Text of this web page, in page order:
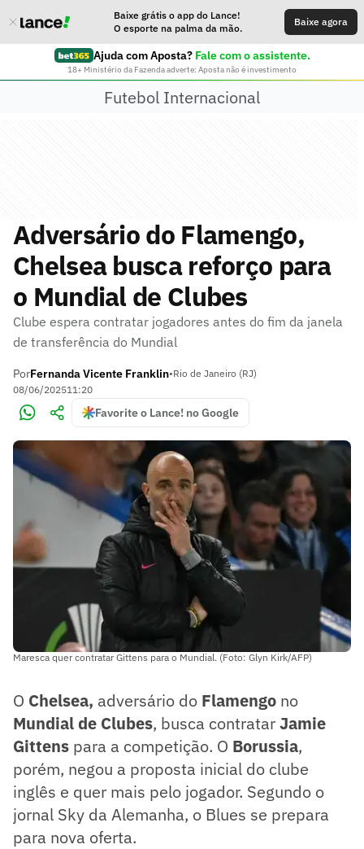
Baixe grátis o app do Lance!
O esporte na palma da mão.
Baixe agora
Ajuda com Aposta? Fale com o assistente.
18+ Ministério da Fazenda adverte: Aposta não é investimento
Futebol Internacional
Adversário do Flamengo,
Chelsea busca reforço para
o Mundial de Clubes
Clube espera contratar jogadores antes do fim da janela
de transferência do Mundial
PorFernanda Vicente Franklin•Rio de Janeiro (RJ)
08/06/202511:20
Favorite o Lance! no Google
Maresca quer contratar Gittens para o Mundial. (Foto: Glyn Kirk/AFP)
O Chelsea, adversário do Flamengo no
Mundial de Clubes, busca contratarJamie
Gittens para a competição. O Borussia,
porém, negou a proposta inicial do clube
inglês e quer mais pelo jogador. Segundo o
jornal Sky da Alemanha, o Blues se prepara
para nova oferta.